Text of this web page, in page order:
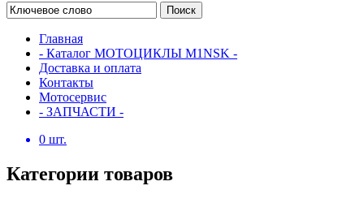
Поиск
Главная
- Каталог МОТОЦИКЛЫ M1NSK -
Доставка и оплата
Контакты
Мотосервис
- ЗАПЧАСТИ -
0 шт.
Категории товаров